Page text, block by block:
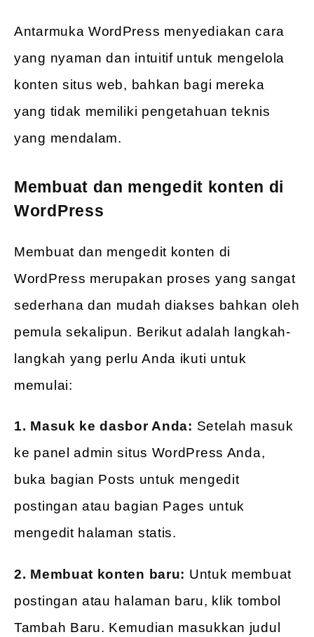
Antarmuka WordPress menyediakan cara
yang nyaman dan intuitif untuk mengelola
konten situs web, bahkan bagi mereka
yang tidak memiliki pengetahuan teknis
yang mendalam.
Membuat dan mengedit konten di
WordPress
Membuat dan mengedit konten di
WordPress merupakan proses yang sangat
sederhana dan mudah diakses bahkan oleh
pemula sekalipun. Berikut adalah langkah-
langkah yang perlu Anda ikuti untuk
memulai:
1. Masuk ke dasbor Anda: Setelah masuk
ke panel admin situs WordPress Anda,
buka bagian Posts untuk mengedit
postingan atau bagian Pages untuk
mengedit halaman statis.
2. Membuat konten baru: Untuk membuat
postingan atau halaman baru, klik tombol
Tambah Baru. Kemudian masukkan judul